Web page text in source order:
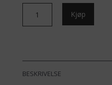
Inbane
Kjøp
BESKRIVELSE